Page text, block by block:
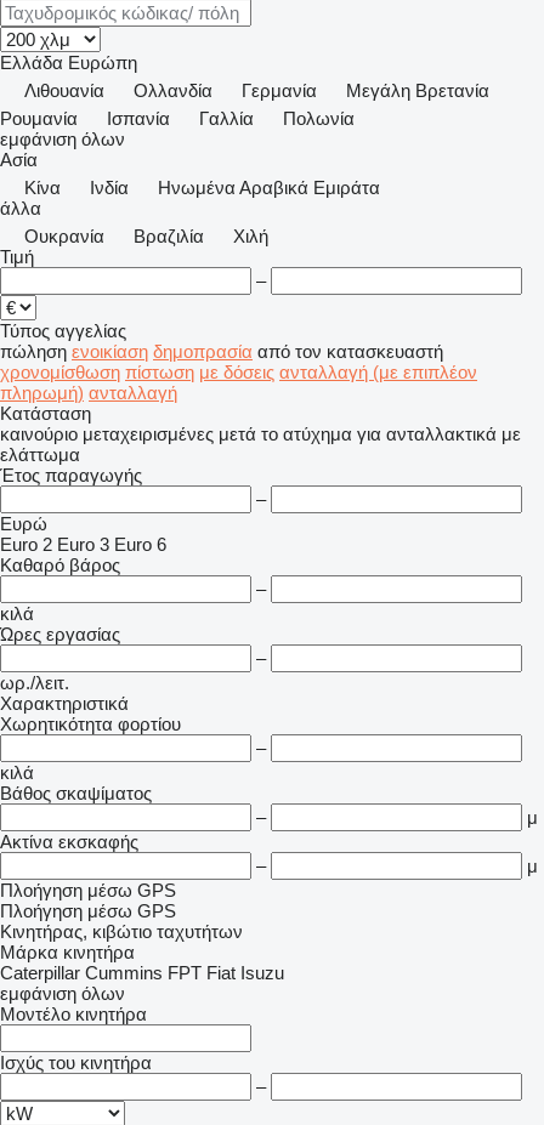
Ελλάδα Ευρώπη
Λιθουανία
Ολλανδία Γερμανία
Μεγάλη Βρετανία
Ρουμανία
Ισπανία Γαλλία
Πολωνία
εμφάνιση όλων
Ασία
Κίνα
Ινδία
Hνωμένα Αραβικά Εμιράτα
άλλα
Ουκρανία
Βραζιλία
Χιλή
Τιμή
–
Τύπος αγγελίας
πώληση ενοικίαση δημοπρασία από τον κατασκευαστή
χρονομίσθωση πίστωση με δόσεις ανταλλαγή (με επιπλέον
πληρωμή) ανταλλαγή
Κατάσταση
καινούριο μεταχειρισμένες μετά το ατύχημα για ανταλλακτικά με
ελάττωμα
Έτος παραγωγής
–
Ευρώ
Euro 2 Euro 3 Euro 6
Καθαρό βάρος
–
κιλά
Ώρες εργασίας
–
ωρ./λειτ.
Χαρακτηριστικά
Χωρητικότητα φορτίου
–
κιλά
Βάθος σκαψίματος
–
μ
Ακτίνα εκσκαφής
–
μ
Πλοήγηση μέσω GPS
Πλοήγηση μέσω GPS
Κινητήρας, κιβώτιο ταχυτήτων
Μάρκα κινητήρα
Caterpillar Cummins FPT Fiat Isuzu
εμφάνιση όλων
Μοντέλο κινητήρα
Ισχύς του κινητήρα
–